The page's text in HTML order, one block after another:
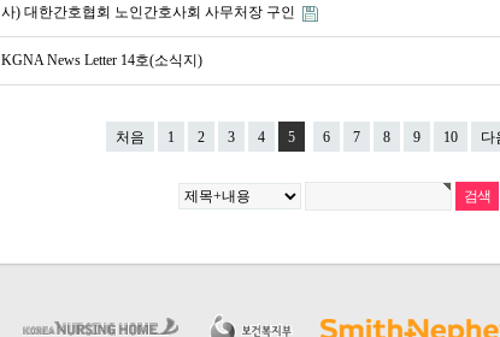
사) 대한간호협회 노인간호사회 사무처장 구인
KGNA News Letter 14호(소식지)
처음 1 2 3 4 5 6 7 8 9 10 다